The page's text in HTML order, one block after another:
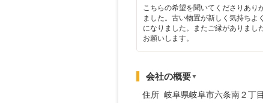
こちらの希望を聞いてくださりあり
ました。古い物置が新しく気持ちよ
になりました。またご縁がありまし
お願いします。
会社の概要▼
住所 岐阜県岐阜市六条南２丁